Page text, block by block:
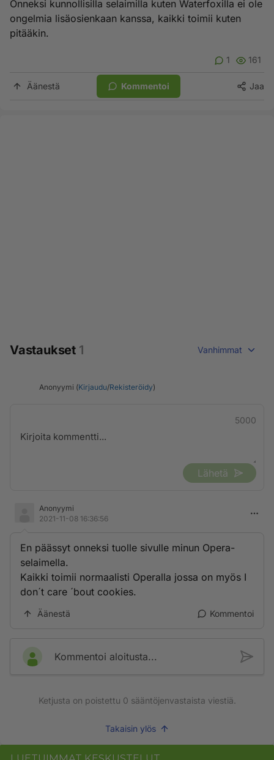
Onneksi kunnollisilla selaimilla kuten Waterfoxilla ei ole
ongelmia lisäosienkaan kanssa, kaikki toimii kuten
pitääkin.
1 161
Äänestä Kommentoi Jaa
Vastaukset 1 Vanhimmat
Anonyymi (Kirjaudu/Rekisteröidy)
5000
Lähetä
Anonyymi
2021-11-08 16:36:56
En päässyt onneksi tuolle sivulle minun Opera-
selaimella.
Kaikki toimii normaalisti Operalla jossa on myös I
don´t care ´bout cookies.
Äänestä Kommentoi
Kommentoi aloitusta...
Ketjusta on poistettu 0 sääntöjenvastaista viestiä.
Takaisin ylös